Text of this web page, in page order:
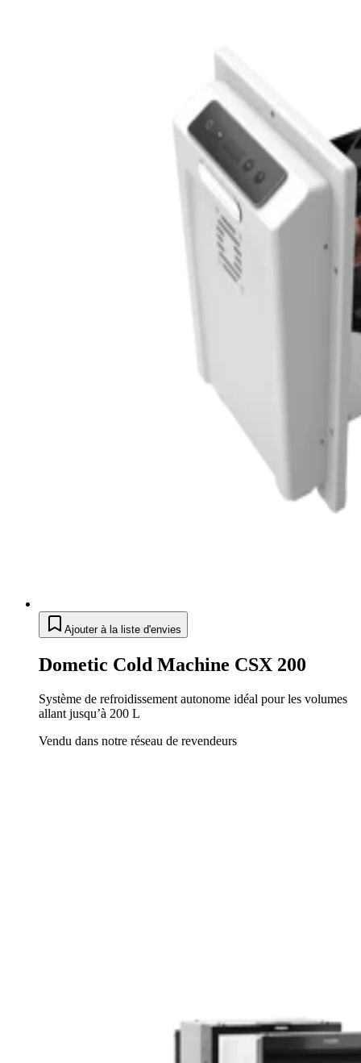
Ajouter à la liste d'envies
Dometic Cold Machine CSX 200
Système de refroidissement autonome idéal pour les volumes
allant jusqu’à 200 L
Vendu dans notre réseau de revendeurs